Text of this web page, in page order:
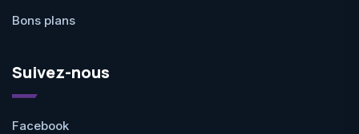
Bons plans
Suivez-nous
Facebook